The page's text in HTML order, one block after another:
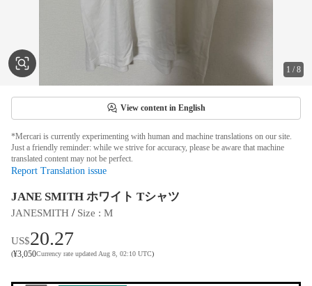
1 /8
View content in English
*Mercari is currently experimenting with human and machine translations on our site.
Just a friendly reminder: while we strive for accuracy, please be aware that machine
translated content may not be perfect.
Report Translation issue
JANE SMITH ホワイト Tシャツ
JANESMITH / Size : M
US$20.27
(¥3,050Currency rate updated Aug 8, 02:10 UTC)